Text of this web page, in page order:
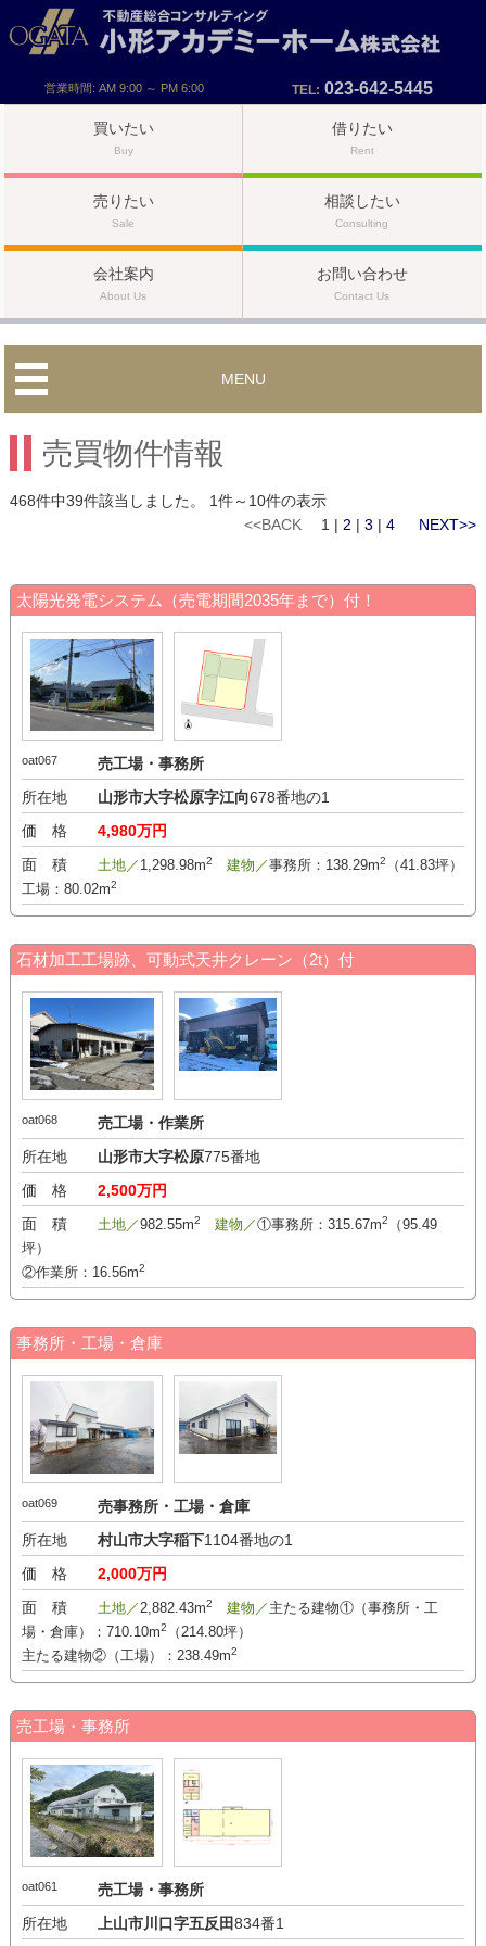
TEL: 023-642-5445
営業時間: AM 9:00 ～ PM 6:00
買いたい
Buy
借りたい
Rent
売りたい
Sale
相談したい
Consulting
会社案内
About Us
お問い合わせ
Contact Us
MENU
売買物件情報
468件中39件該当しました。 1件～10件の表示
<<BACK 1 | 2 |3 |4 NEXT>>
太陽光発電システム（売電期間2035年まで）付！
oat067
売工場・事務所
所在地
山形市大字松原字江向678番地の1
価 格
4,980万円
面 積
土地／ 1,298.98m2 建物／事務所：138.29m2
（41.83坪）
工場：80.02m2
石材加工工場跡、可動式天井クレーン（2t）付
oat068
売工場・作業所
所在地
山形市大字松原775番地
価 格
2,500万円
面 積
土地／982.55m2 建物／①事務所：315.67m2
（95.49
坪）
②作業所：16.56m2
事務所・工場・倉庫
oat069
売事務所・工場・倉庫
所在地
村山市大字稲下1104番地の1
価 格
2,000万円
面 積
土地／2,882.43m2 建物／ 主たる建物①（事務所・工
場・倉庫）：710.10m2
（214.80坪）
主たる建物②（工場）：238.49m2
売工場・事務所
oat061
売工場・事務所
所在地
上山市川口字五反田834番1